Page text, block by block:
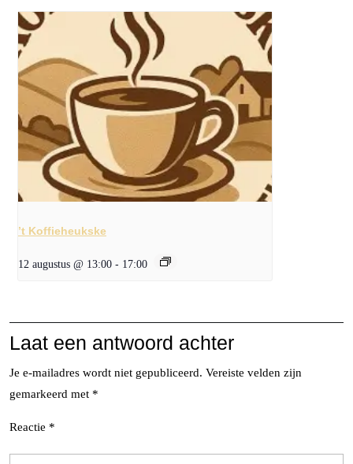
’t Koffieheukske
12 augustus @ 13:00 - 17:00
Laat een antwoord achter
Je e-mailadres wordt niet gepubliceerd. Vereiste velden zijn
gemarkeerd met *
Reactie *